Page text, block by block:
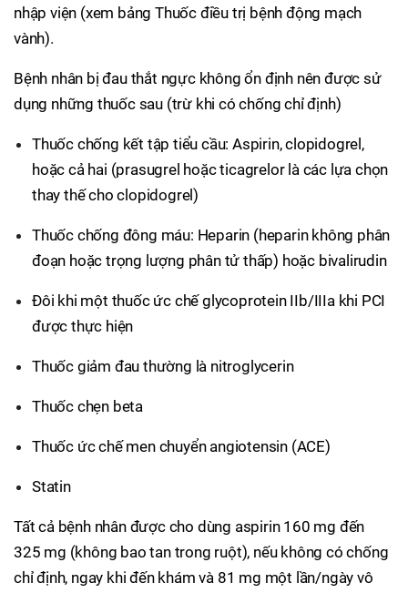
nhập viện (xem bảng Thuốc điều trị bệnh động mạch
vành).
Bệnh nhân bị đau thắt ngực không ổn định nên được sử
dụng những thuốc sau (trừ khi có chống chỉ định)
Thuốc chống kết tập tiểu cầu: Aspirin, clopidogrel,
hoặc cả hai (prasugrel hoặc ticagrelor là các lựa chọn
thay thế cho clopidogrel)
Thuốc chống đông máu: Heparin (heparin không phân
đoạn hoặc trọng lượng phân tử thấp) hoặc bivalirudin
Đôi khi một thuốc ức chế glycoprotein IIb/IIIa khi PCI
được thực hiện
Thuốc giảm đau thường là nitroglycerin
Thuốc chẹn beta
Thuốc ức chế men chuyển angiotensin (ACE)
Statin
Tất cả bệnh nhân được cho dùng aspirin 160 mg đến
325 mg (không bao tan trong ruột), nếu không có chống
chỉ định, ngay khi đến khám và 81 mg một lần/ngày vô